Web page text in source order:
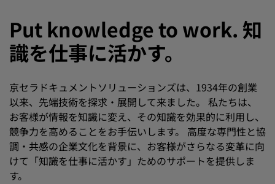
Put knowledge to work. 知
識を仕事に活かす。
京セラドキュメントソリューションズは、1934年の創業
以来、先端技術を探求・展開して来ました。 私たちは、
お客様が情報を知識に変え、その知識を効果的に利用し、
競争力を高めることをお手伝いします。 高度な専門性と協
調・共感の企業文化を背景に、お客様がさらなる変革に向
けて「知識を仕事に活かす」ためのサポートを提供しま
す。